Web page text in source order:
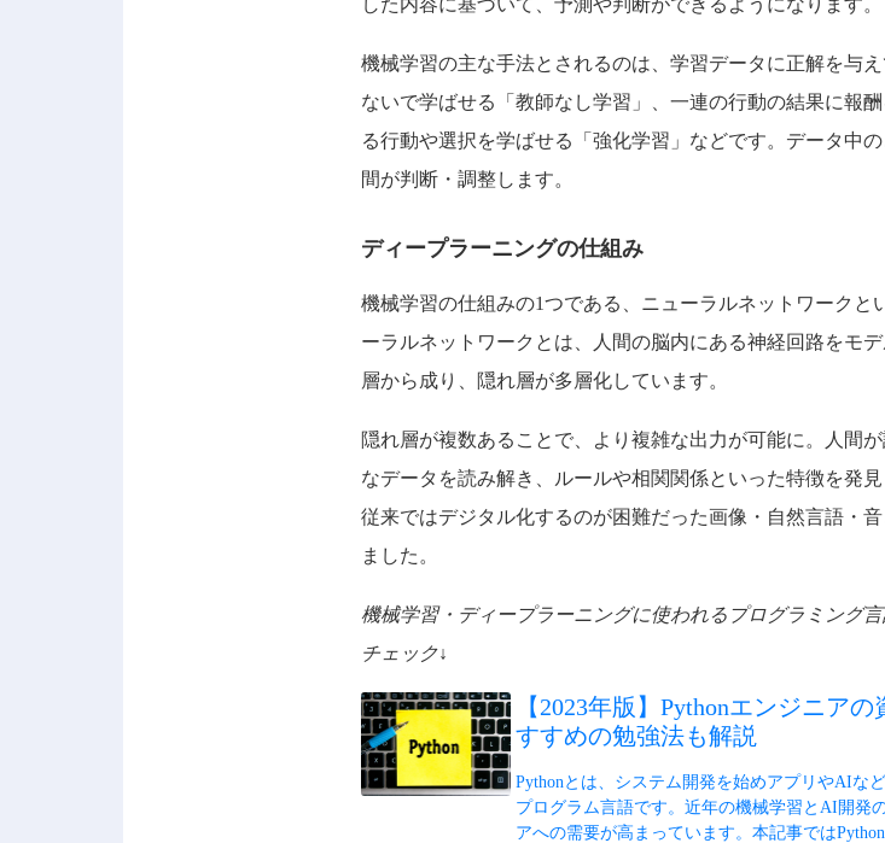
した内容に基づいて、予測や判断ができるようになります。
機械学習の主な手法とされるのは、学習データに正解を与
ないで学ばせる「教師なし学習」、一連の行動の結果に報
る行動や選択を学ばせる「強化学習」などです。データ中
間が判断・調整します。
ディープラーニングの仕組み
機械学習の仕組みの1つである、ニューラルネットワークと
ーラルネットワークとは、人間の脳内にある神経回路をモ
層から成り、隠れ層が多層化しています。
隠れ層が複数あることで、より複雑な出力が可能に。人間
なデータを読み解き、ルールや相関関係といった特徴を発
従来ではデジタル化するのが困難だった画像・自然言語・
ました。
機械学習・ディープラーニングに使われるプログラミング
チェック↓
【2023年版】Pythonエンジニア
すすめの勉強法も解説
Pythonとは、システム開発を始めアプリやAIな
プログラム言語です。近年の機械学習とAI開発
アへの需要が高まっています。本記事では